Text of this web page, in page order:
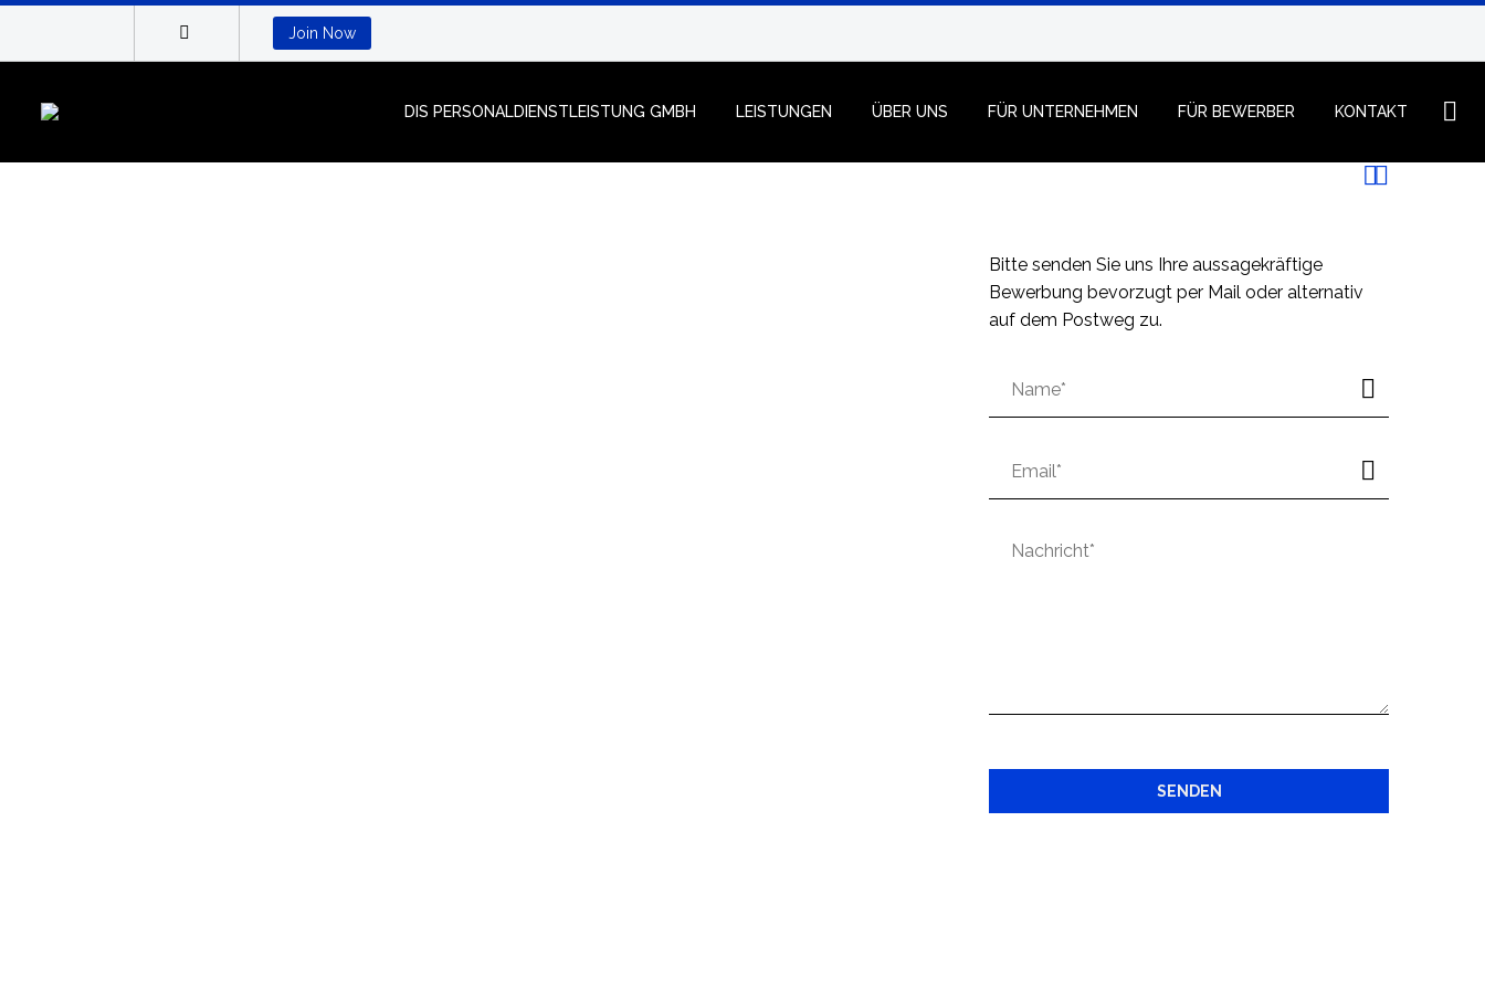
Join Now
DIS PERSONALDIENSTLEISTUNG GMBH LEISTUNGEN ÜBER UNS FÜR UNTERNEHMEN FÜR BEWERBER KONTAKT

Bitte senden Sie uns Ihre aussagekräftige
Bewerbung bevorzugt per Mail oder alternativ
auf dem Postweg zu.